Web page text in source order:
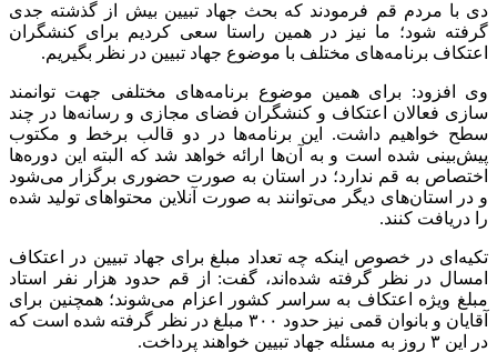
دی با مردم قم فرمودند که بحث جهاد تبیین بیش‌ از گذشته جدی
گرفته شود؛ ما نیز در همین راستا سعی کردیم برای کنشگران
اعتکاف برنامه‌های مختلف با موضوع جهاد تبیین در نظر بگیریم.
وی افزود: برای همین موضوع برنامه‌های مختلفی جهت توانمند
سازی فعالان اعتکاف و کنشگران فضای مجازی و رسانه‌ها در چند
سطح خواهیم داشت. این‌ برنامه‌ها در دو قالب برخط و مکتوب
پیش‌بینی شده است و به آن‌ها ارائه خواهد شد که البته این دوره‌ها
اختصاص به قم ندارد؛ در استان به صورت حضوری برگزار می‌شود
و در استان‌های دیگر می‌توانند به صورت آنلاین محتواهای تولید شده
را دریافت کنند.
تکیه‌ای در خصوص اینکه چه تعداد مبلغ برای جهاد تبیین در اعتکاف
امسال در نظر گرفته شده‌اند، گفت: از قم حدود هزار نفر استاد
مبلغ ویژه اعتکاف به سراسر کشور اعزام می‌شوند؛ همچنین برای
آقایان و بانوان قمی نیز حدود ۳۰۰ مبلغ در نظر گرفته شده است که
در این ۳ روز به مسئله جهاد تبیین خواهند پرداخت.